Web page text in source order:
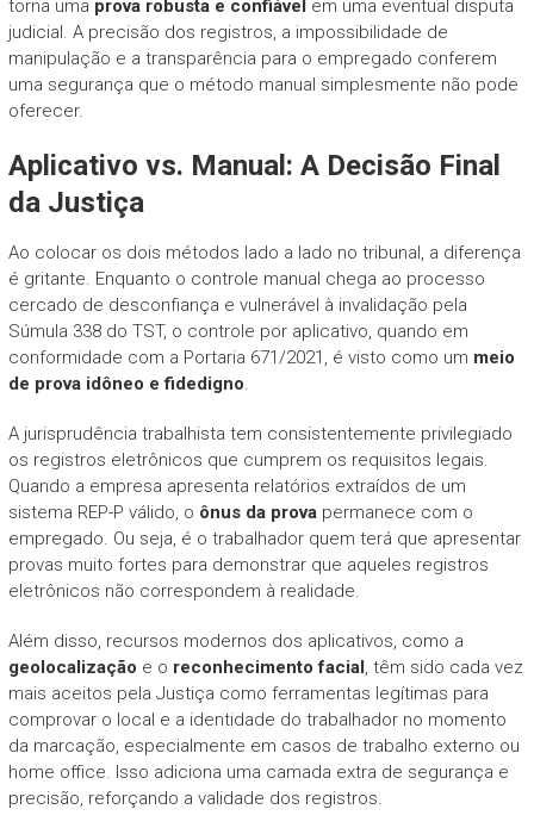
torna uma prova robusta e confiável em uma eventual disputa
judicial. A precisão dos registros, a impossibilidade de
manipulação e a transparência para o empregado conferem
uma segurança que o método manual simplesmente não pode
oferecer.
Aplicativo vs. Manual: A Decisão Final
da Justiça
Ao colocar os dois métodos lado a lado no tribunal, a diferença
é gritante. Enquanto o controle manual chega ao processo
cercado de desconfiança e vulnerável à invalidação pela
Súmula 338 do TST, o controle por aplicativo, quando em
conformidade com a Portaria 671/2021, é visto como um meio
de prova idôneo e fidedigno.
A jurisprudência trabalhista tem consistentemente privilegiado
os registros eletrônicos que cumprem os requisitos legais.
Quando a empresa apresenta relatórios extraídos de um
sistema REP-P válido, o ônus da provapermanece com o
empregado. Ou seja, é o trabalhador quem terá que apresentar
provas muito fortes para demonstrar que aqueles registros
eletrônicos não correspondem à realidade.
Além disso, recursos modernos dos aplicativos, como a
geolocalização e o reconhecimento facial, têm sido cada vez
mais aceitos pela Justiça como ferramentas legítimas para
comprovar o local e a identidade do trabalhador no momento
da marcação, especialmente em casos de trabalho externo ou
home office. Isso adiciona uma camada extra de segurança e
precisão, reforçando a validade dos registros.